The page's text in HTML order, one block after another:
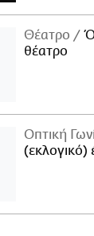
Θέατρο
θέατρο
Οπτική
(εκλογικό)